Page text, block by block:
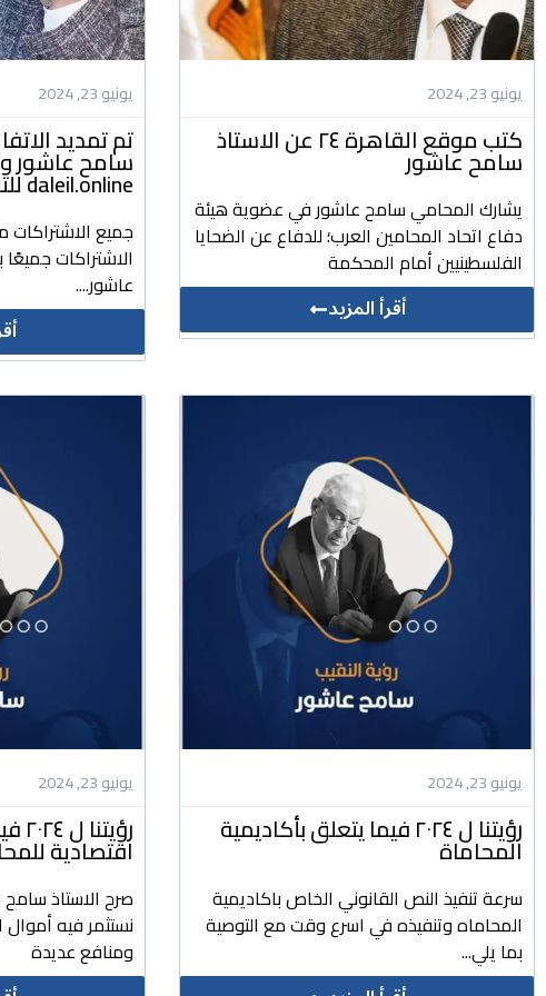
يونيو 23, 2024
كتب موقع القاهرة ٢٤ عن الاستاذ
سامح عاشور
يشارك المحامي سامح عاشور في عضوية هيئة
دفاع اتحاد المحامين العرب؛ للدفاع عن الضحايا
الفلسطينيين أمام المحكمة
أقرأ المزيد
يونيو 23, 2024
تم تمديد
سامح عاشور
daleil.online للتشريعات والأحكام
جميع الاشتراكات
الاشتراكات
عاشور....
يونيو 23, 2024
رؤيتنا ل ٢٠٢٤ فيما يتعلق بأكاديمية
المحاماة
سرعة تنفيذ النص القانوني الخاص باكاديمية
المحاماه وتنفيذه في اسرع وقت مع التوصية
بما يلي...
يونيو 23, 2024
اقتصادية
صرح الاستاذ
نستثمر فيه
ومنافع عديدة